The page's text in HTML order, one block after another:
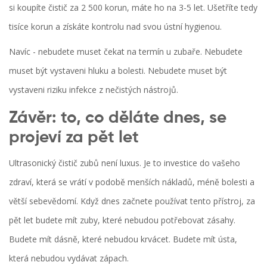
si koupíte čistič za 2 500 korun, máte ho na 3-5 let. Ušetříte tedy
tisíce korun a získáte kontrolu nad svou ústní hygienou.
Navíc - nebudete muset čekat na termín u zubaře. Nebudete
muset být vystaveni hluku a bolesti. Nebudete muset být
vystaveni riziku infekce z nečistých nástrojů.
Závěr: to, co děláte dnes, se
projeví za pět let
Ultrasonický čistič zubů není luxus. Je to investice do vašeho
zdraví, která se vrátí v podobě menších nákladů, méně bolesti a
větší sebevědomí. Když dnes začnete používat tento přístroj, za
pět let budete mít zuby, které nebudou potřebovat zásahy.
Budete mít dásně, které nebudou krvácet. Budete mít ústa,
která nebudou vydávat zápach.